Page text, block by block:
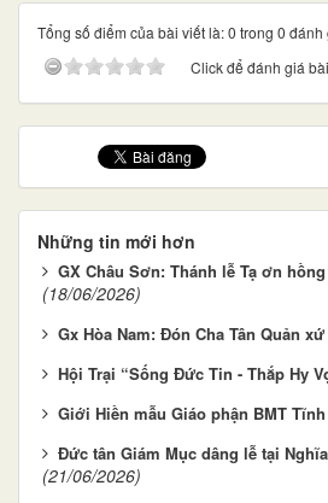
Tổng số điểm của bài viết là: 0 trong 0 đánh
Click để đánh giá
Những tin mới hơn
GX Châu Sơn: Thánh lễ Tạ ơn
(18/06/2026)
Gx Hòa Nam: Đón Cha Tân Quản xứ
Hội Trại “Sống Đức Tin - Thắp Hy
Giới Hiền mẫu Giáo phận BMT
Đức tân Giám Mục dâng lễ tại
(21/06/2026)